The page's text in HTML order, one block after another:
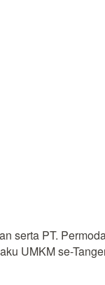
serta PT.
UMKM se-